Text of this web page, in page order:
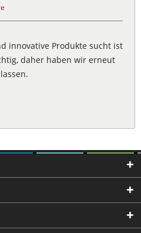
innovative Produkte sucht ist
daher haben wir erneut